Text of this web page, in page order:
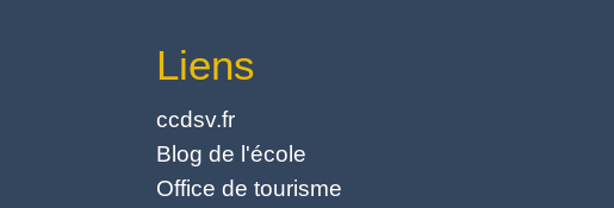
Liens
ccdsv.fr
Blog de l'école
Office de tourisme